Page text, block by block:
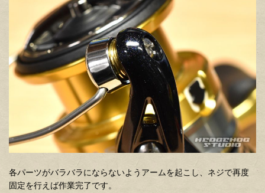
各パーツがバラバラにならないようアームを起こし、ネジで再度
固定を行えば作業完了です。